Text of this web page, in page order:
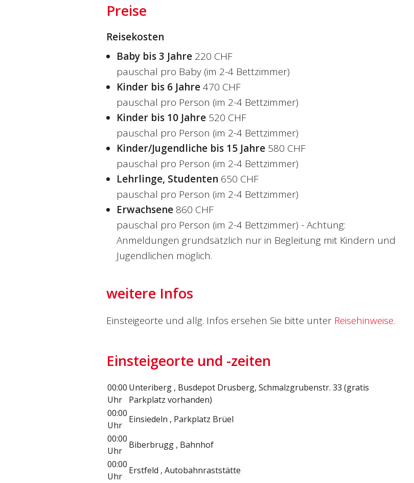
Preise
Reisekosten
Baby bis 3 Jahre 220 CHF
pauschal pro Baby (im 2-4 Bettzimmer)
Kinder bis 6 Jahre 470 CHF
pauschal pro Person (im 2-4 Bettzimmer)
Kinder bis 10 Jahre 520 CHF
pauschal pro Person (im 2-4 Bettzimmer)
Kinder/Jugendliche bis 15 Jahre 580 CHF
pauschal pro Person (im 2-4 Bettzimmer)
Lehrlinge, Studenten 650 CHF
pauschal pro Person (im 2-4 Bettzimmer)
Erwachsene 860 CHF
pauschal pro Person (im 2-4 Bettzimmer) - Achtung:
Anmeldungen grundsätzlich nur in Begleitung mit Kindern und
Jugendlichen möglich.
weitere Infos
Einsteigeorte und allg. Infos ersehen Sie bitte unter Reisehinweise.
Einsteigeorte und -zeiten
00:00
Uhr
Unteriberg , Busdepot Drusberg, Schmalzgrubenstr. 33 (gratis
Parkplatz vorhanden)
00:00
Uhr
Einsiedeln , Parkplatz Brüel
00:00
Uhr
Biberbrugg , Bahnhof
00:00
Uhr
Erstfeld , Autobahnraststätte